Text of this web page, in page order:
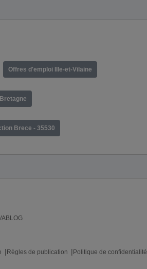
Offres d'emploi Ille-et-Vilaine
Brece - 35530
Règles de publication Politique de confidentialité